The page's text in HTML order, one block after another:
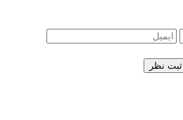
ثبت نظر